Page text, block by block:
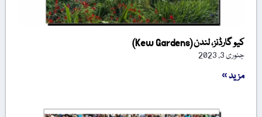
کیو گارڈنز، لندن (Kew Gardens)
جنوری 3, 2023
مزید »